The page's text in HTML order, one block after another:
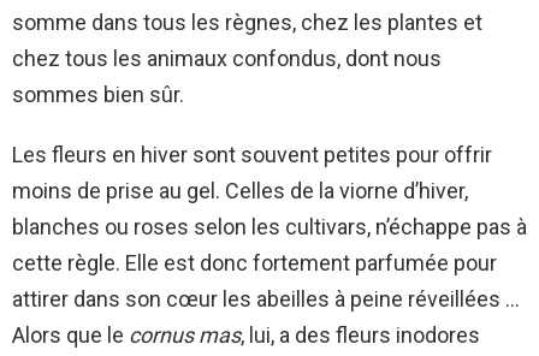
somme dans tous les règnes, chez les plantes et
chez tous les animaux confondus, dont nous
sommes bien sûr.
Les fleurs en hiver sont souvent petites pour offrir
moins de prise au gel. Celles de la viorne d’hiver,
blanches ou roses selon les cultivars, n’échappe pas à
cette règle. Elle est donc fortement parfumée pour
attirer dans son cœur les abeilles à peine réveillées …
Alors que le cornus mas, lui, a des fleurs inodores